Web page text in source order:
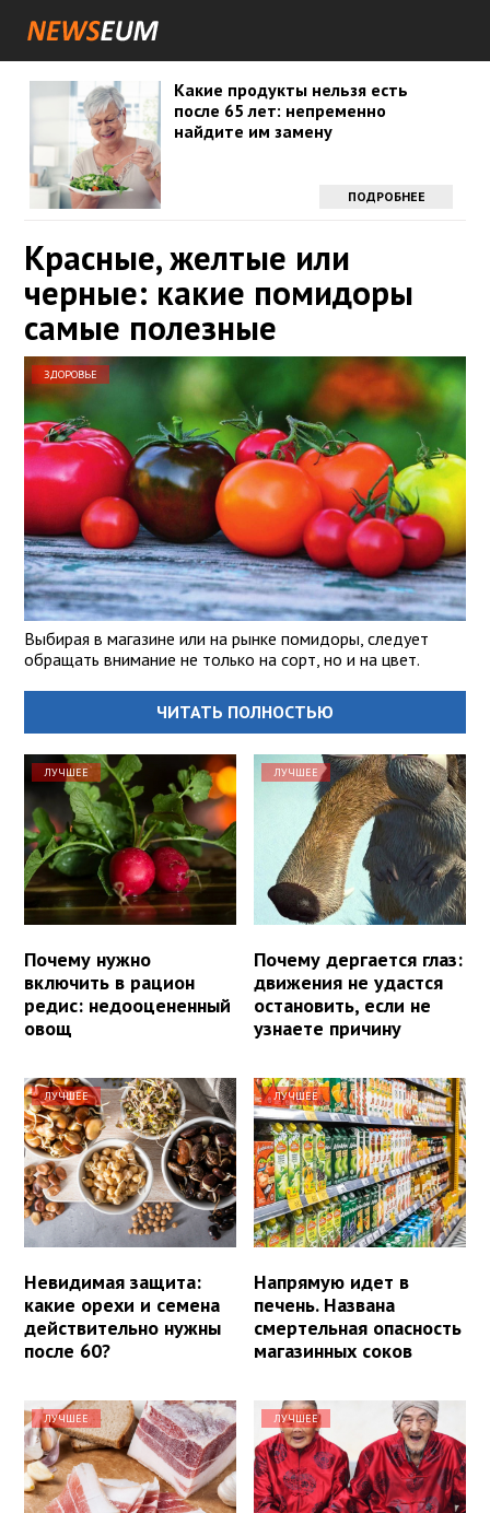
Какие продукты нельзя есть
после 65 лет: непременно
найдите им замену
ПОДРОБНЕЕ
Красные, желтые или
черные: какие помидоры
самые полезные
ЗДОРОВЬЕ
Выбирая в магазине или на рынке помидоры, следует
обращать внимание не только на сорт, но и на цвет.
ЧИТАТЬ ПОЛНОСТЬЮ
ЛУЧШЕЕ
Почему нужно
включить в рацион
редис: недооцененный
овощ
ЛУЧШЕЕ
Почему дергается глаз:
движения не удастся
остановить, если не
узнаете причину
ЛУЧШЕЕ
Невидимая защита:
какие орехи и семена
действительно нужны
после 60?
ЛУЧШЕЕ
Напрямую идет в
печень. Названа
смертельная опасность
магазинных соков
ЛУЧШЕЕ ЛУЧШЕЕ